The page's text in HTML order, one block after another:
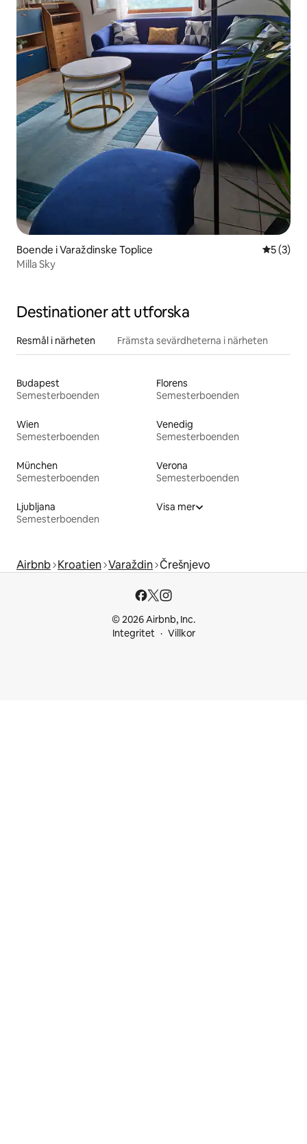
Boende i Varaždinske Toplice 5 av 5 i
5 (3)
Milla Sky
Destinationer att utforska
Resmål i närheten Främsta sevärdheterna i närheten
Budapest
Semesterboenden
Florens
Semesterboenden
Wien
Semesterboenden
Venedig
Semesterboenden
München
Semesterboenden
Verona
Semesterboenden
Ljubljana
Semesterboenden
Visa mer
Airbnb Kroatien Varaždin Črešnjevo
© 2026 Airbnb, Inc.
Integritet
Villkor